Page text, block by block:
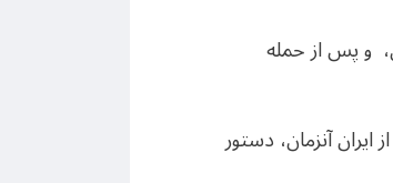
پس از ساسانیان، و پس از حمله
آنزمان، دستور